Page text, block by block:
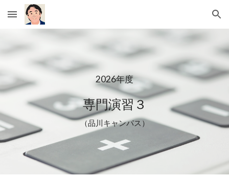
Skip to main content Skip to navigation
2026年度
専門演習３
（品川キャンパス）